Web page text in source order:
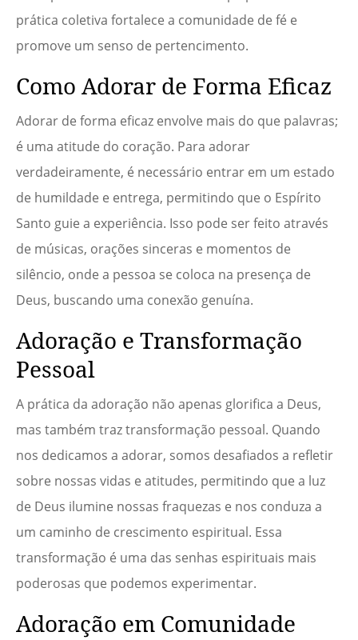
prática coletiva fortalece a comunidade de fé e
promove um senso de pertencimento.
Como Adorar de Forma Eficaz
Adorar de forma eficaz envolve mais do que palavras;
é uma atitude do coração. Para adorar
verdadeiramente, é necessário entrar em um estado
de humildade e entrega, permitindo que o Espírito
Santo guie a experiência. Isso pode ser feito através
de músicas, orações sinceras e momentos de
silêncio, onde a pessoa se coloca na presença de
Deus, buscando uma conexão genuína.
Adoração e Transformação
Pessoal
A prática da adoração não apenas glorifica a Deus,
mas também traz transformação pessoal. Quando
nos dedicamos a adorar, somos desafiados a refletir
sobre nossas vidas e atitudes, permitindo que a luz
de Deus ilumine nossas fraquezas e nos conduza a
um caminho de crescimento espiritual. Essa
transformação é uma das senhas espirituais mais
poderosas que podemos experimentar.
Adoração em Comunidade